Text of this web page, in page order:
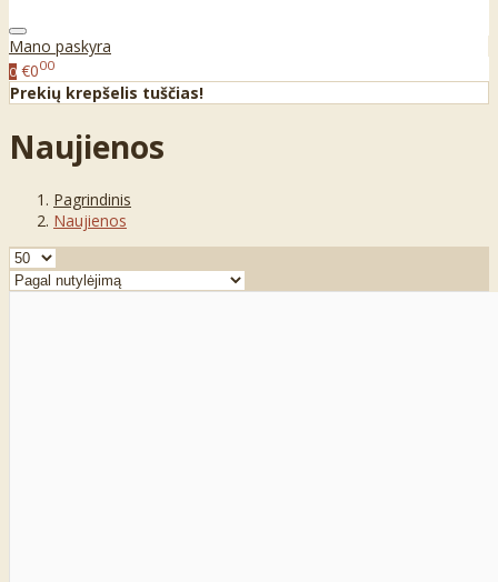
Mano paskyra
0 €000
Prekių krepšelis tuščias!
Naujienos
Pagrindinis
Naujienos